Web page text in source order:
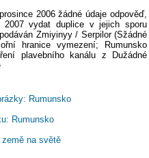
2006 žádné údaje odpověď,
vydat duplice v jejich sporu
Zmiyinyy / Serpilor (Sžádné
hranice vymezení; Rumunsko
plavebního kanálu z Dužádné
Rumunsko
Rumunsko
na světě